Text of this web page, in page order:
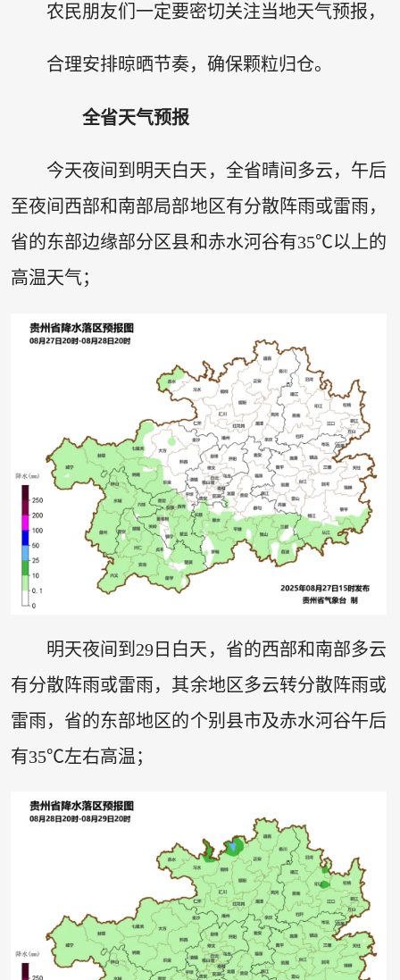
农民朋友们一定要密切关注当地天气预报，
合理安排晾晒节奏，确保颗粒归仓。
全省天气预报
今天夜间到明天白天，全省晴间多云，午后
至夜间西部和南部局部地区有分散阵雨或雷雨，
省的东部边缘部分区县和赤水河谷有35℃以上的
高温天气；
明天夜间到29日白天，省的西部和南部多云
有分散阵雨或雷雨，其余地区多云转分散阵雨或
雷雨，省的东部地区的个别县市及赤水河谷午后
有35℃左右高温；